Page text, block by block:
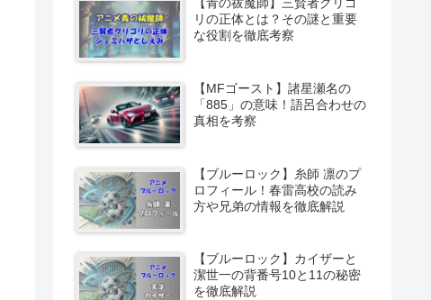
リの正体とは？その謎と重要
な役割を徹底考察
【MFゴースト】諸星瀬名の
「885」の意味！語呂合わせの
真相を考察
【ブルーロック】糸師 凛のプ
ロフィール！春雷高校の読み
方や兄弟の情報を徹底解説
【ブルーロック】カイザーと
潔世一の背番号10と11の秘密
を徹底解説